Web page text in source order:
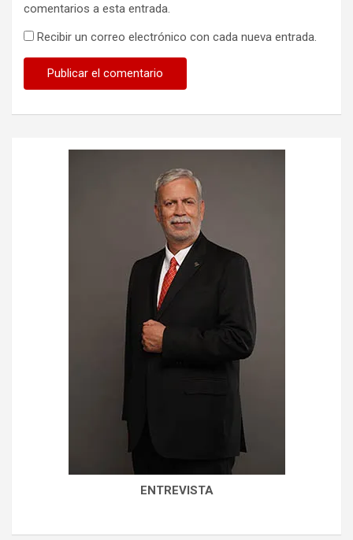
comentarios a esta entrada.
Recibir un correo electrónico con cada nueva entrada.
ENTREVISTA